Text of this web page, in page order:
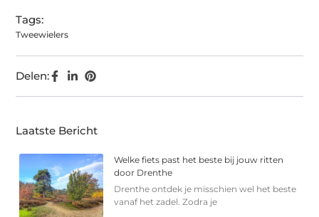
Tags:
Tweewielers
Delen:
Laatste Bericht
Welke fiets past het beste bij jouw ritten
door Drenthe
Drenthe ontdek je misschien wel het beste
vanaf het zadel. Zodra je